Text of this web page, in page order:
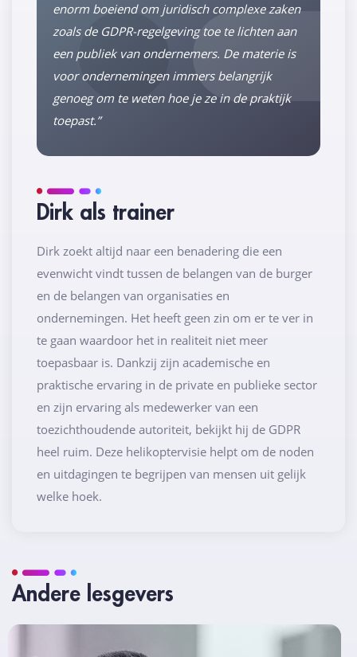
enorm boeiend om juridisch complexe zaken
zoals de GDPR-regelgeving toe te lichten aan
een publiek van ondernemers. De materie is
voor ondernemingen immers belangrijk
genoeg om te weten hoe je ze in de praktijk
toepast.”
Dirk als trainer
Dirk zoekt altijd naar een benadering die een
evenwicht vindt tussen de belangen van de burger
en de belangen van organisaties en
ondernemingen. Het heeft geen zin om er te ver in
te gaan waardoor het in realiteit niet meer
toepasbaar is. Dankzij zijn academische en
praktische ervaring in de private en publieke sector
en zijn ervaring als medewerker van een
toezichthoudende autoriteit, bekijkt hij de GDPR
heel ruim. Deze helikoptervisie helpt om de noden
en uitdagingen te begrijpen van mensen uit gelijk
welke hoek.
Andere lesgevers